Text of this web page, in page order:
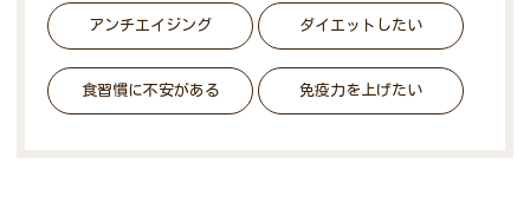
アンチエイジング ダイエットしたい
食習慣に不安がある 免疫力を上げたい